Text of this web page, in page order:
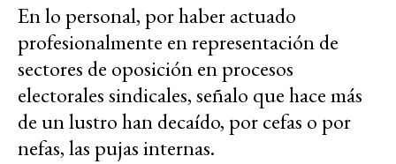
En lo personal, por haber actuado
profesionalmente en representación de
sectores de oposición en procesos
electorales sindicales, señalo que hace más
de un lustro han decaído, por cefas o por
nefas, las pujas internas.